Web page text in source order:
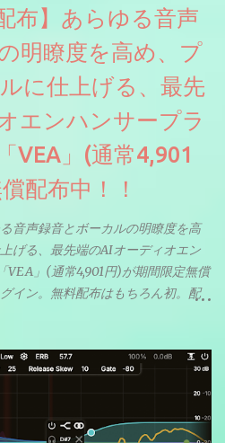
布】あらゆる音声
明瞭度を高め、プ
に仕上げる、最先
エンハンサープラ
VEA」(通常4,901
配布中！！
音声録音とボーカルの明瞭度を高
げる、最先端のAIオーディオエン
VEA」(通常4,901円)が期間限定無償
イン。無料配布はもちろん初。配